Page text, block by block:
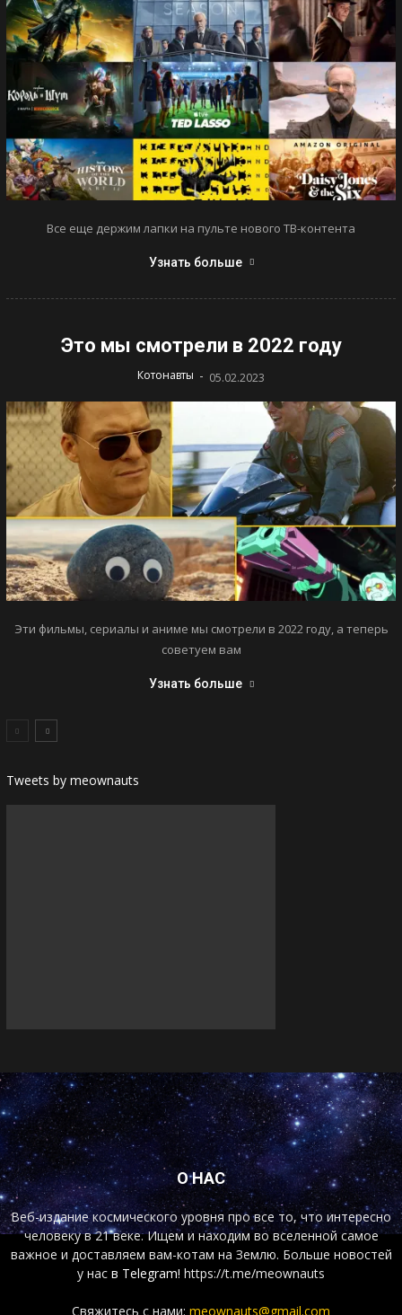
Все еще держим лапки на пульте нового ТВ-контента
Узнать больше
Это мы смотрели в 2022 году
Котонавты - 05.02.2023
Эти фильмы, сериалы и аниме мы смотрели в 2022 году, а теперь
советуем вам
Узнать больше
Tweets by meownauts
О НАС
Веб-издание космического уровня про все то, что интересно
человеку в 21 веке. Ищем и находим во вселенной самое
важное и доставляем вам-котам на Землю. Больше новостей
у нас в Telegram! https://t.me/meownauts
Свяжитесь с нами: meownauts@gmail.com